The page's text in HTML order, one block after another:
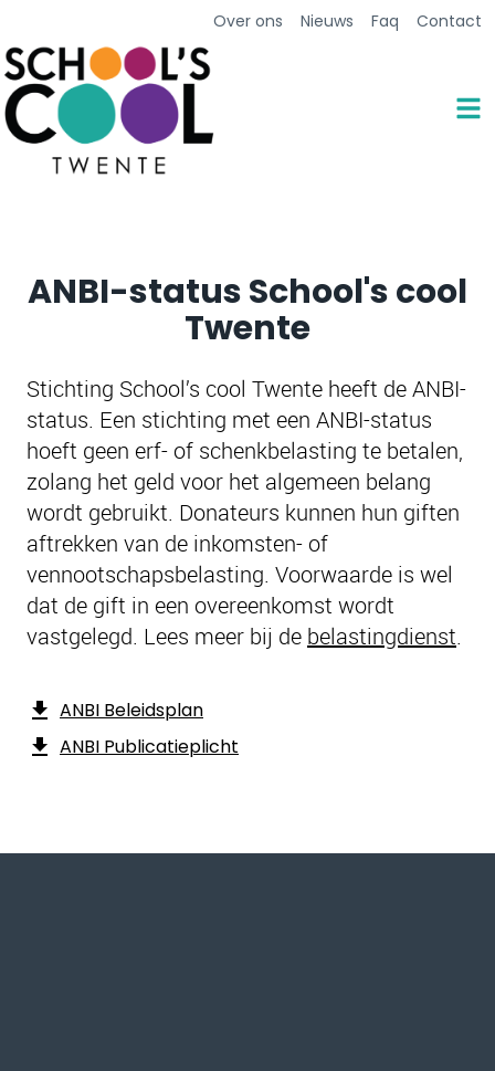
Over ons Nieuws Faq Contact
ANBI-status School's cool
Twente
Stichting School’s cool Twente heeft de ANBI-
status. Een stichting met een ANBI-status
hoeft geen erf- of schenkbelasting te betalen,
zolang het geld voor het algemeen belang
wordt gebruikt. Donateurs kunnen hun giften
aftrekken van de inkomsten- of
vennootschapsbelasting. Voorwaarde is wel
dat de gift in een overeenkomst wordt
vastgelegd. Lees meer bij de belastingdienst.
ANBI Beleidsplan
ANBI Publicatieplicht